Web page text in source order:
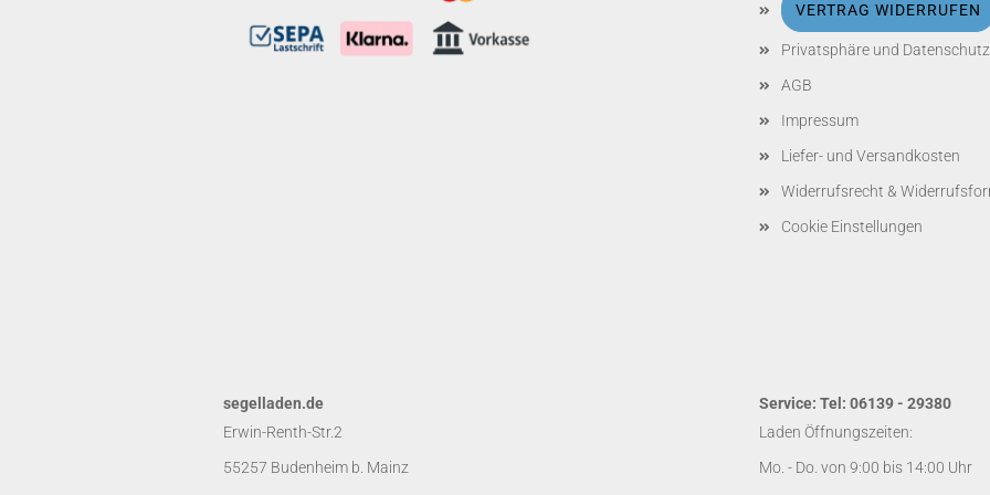
VERTRAG WIDERRUFEN
Privatsphäre und Datenschutz
AGB
Impressum
Liefer- und Versandkosten
Widerrufsrecht &
Cookie Einstellungen
segelladen.de
Erwin-Renth-Str.2
55257 Budenheim b. Mainz
Service: Tel: 06139 - 29380
Laden Öffnungszeiten:
Mo. - Do. von 9:00 bis 14:00 Uhr